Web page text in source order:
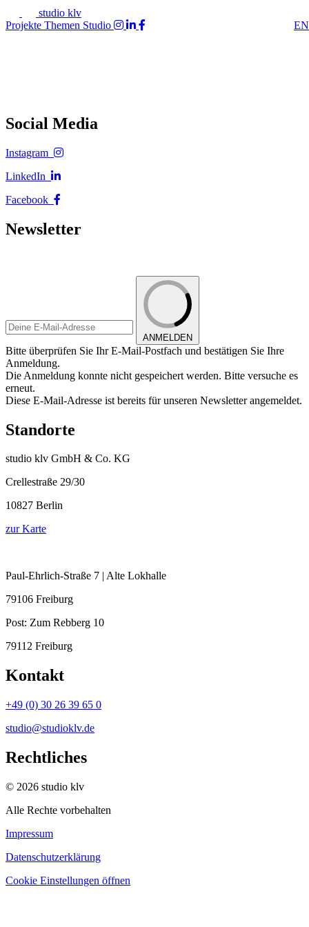
studio klv
Projekte Themen Studio EN
Social Media
Instagram
LinkedIn
Facebook
Newsletter
ANMELDEN
Bitte überprüfen Sie Ihr E-Mail-Postfach und bestätigen Sie Ihre
Anmeldung.
Die Anmeldung konnte nicht gespeichert werden. Bitte versuche es
erneut.
Diese E-Mail-Adresse ist bereits für unseren Newsletter angemeldet.
Standorte
studio klv GmbH & Co. KG
Crellestraße 29/30
10827 Berlin
zur Karte
Paul-Ehrlich-Straße 7 | Alte Lokhalle
79106 Freiburg
Post: Zum Rebberg 10
79112 Freiburg
Kontakt
+49 (0) 30 26 39 65 0
studio@studioklv.de
Rechtliches
© 2026 studio klv
Alle Rechte vorbehalten
Impressum
Datenschutzerklärung
Cookie Einstellungen öffnen